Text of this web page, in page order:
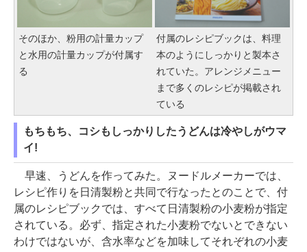
そのほか、粉用の計量カップ
と水用の計量カップが付属す
る
付属のレシピブックは、料理
本のようにしっかりと製本さ
れていた。アレンジメニュー
まで多くのレシピが掲載され
ている
もちもち、コシもしっかりしたうどんは冷やしがウマ
イ!
早速、うどんを作ってみた。ヌードルメーカーでは、
レシピ作りを日清製粉と共同で行なったとのことで、付
属のレシピブックでは、すべて日清製粉の小麦粉が指定
されている。必ず、指定された小麦粉でないとできない
わけではないが、含水率などを加味してそれぞれの小麦